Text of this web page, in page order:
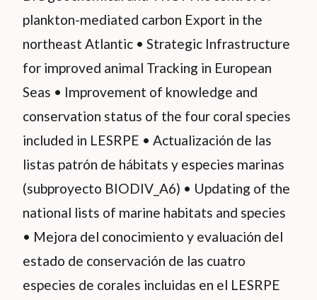
plankton-mediated carbon Export in the
northeast Atlantic • Strategic Infrastructure
for improved animal Tracking in European
Seas • Improvement of knowledge and
conservation status of the four coral species
included in LESRPE • Actualización de las
listas patrón de hábitats y especies marinas
(subproyecto BIODIV_A6) • Updating of the
national lists of marine habitats and species
• Mejora del conocimiento y evaluación del
estado de conservación de las cuatro
especies de corales incluidas en el LESRPE